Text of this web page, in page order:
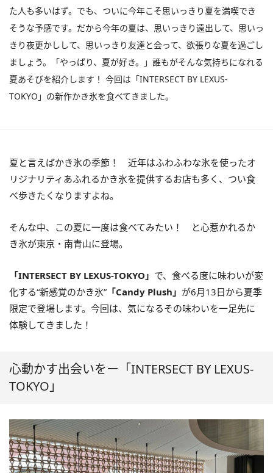
た人も多いはず。でも、ついに今年こそ思いっきり夏を満喫でき
そうな予感です。だから今年の夏は、思いっきり遠出して、思いっ
きり夜更かしして、思いっきり友達と会って、欲張りな夏を過ごし
ましょう。「やっぱり、夏が好き。」誰もがそんな気持ちになれる
夏あそびを紹介します！ 今回は「INTERSECT BY LEXUS-
TOKYO」の新作かき氷を食べてきました。
夏と言えばかき氷の季節！ 近年はふわふわな氷を使ったオ
リジナリティあふれるかき氷を提供するお店も多く、つい食
べ歩きたくなりますよね。
そんな中、この夏に一度は食べてみたい！ と心惹かれるか
き氷が東京・南青山に登場。
「INTERSECT BY LEXUS-TOKYO」 で、食べる度に味わいが変
化する“新感覚のかき氷” 「Candy Plush」 が6月13日から夏季
限定で登場します。今回は、気になるその味わいを一足先に
体験してきました！
心動かす出会いをー「INTERSECT BY LEXUS-
TOKYO」